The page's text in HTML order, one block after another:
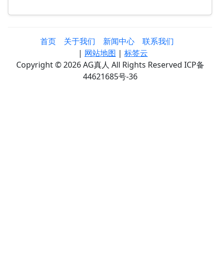
首页 关于我们 新闻中心
联系我们
| 网站地图 | 标签云
Copyright © 2026 AG真人 All Rights Reserved ICP备
44621685号-36